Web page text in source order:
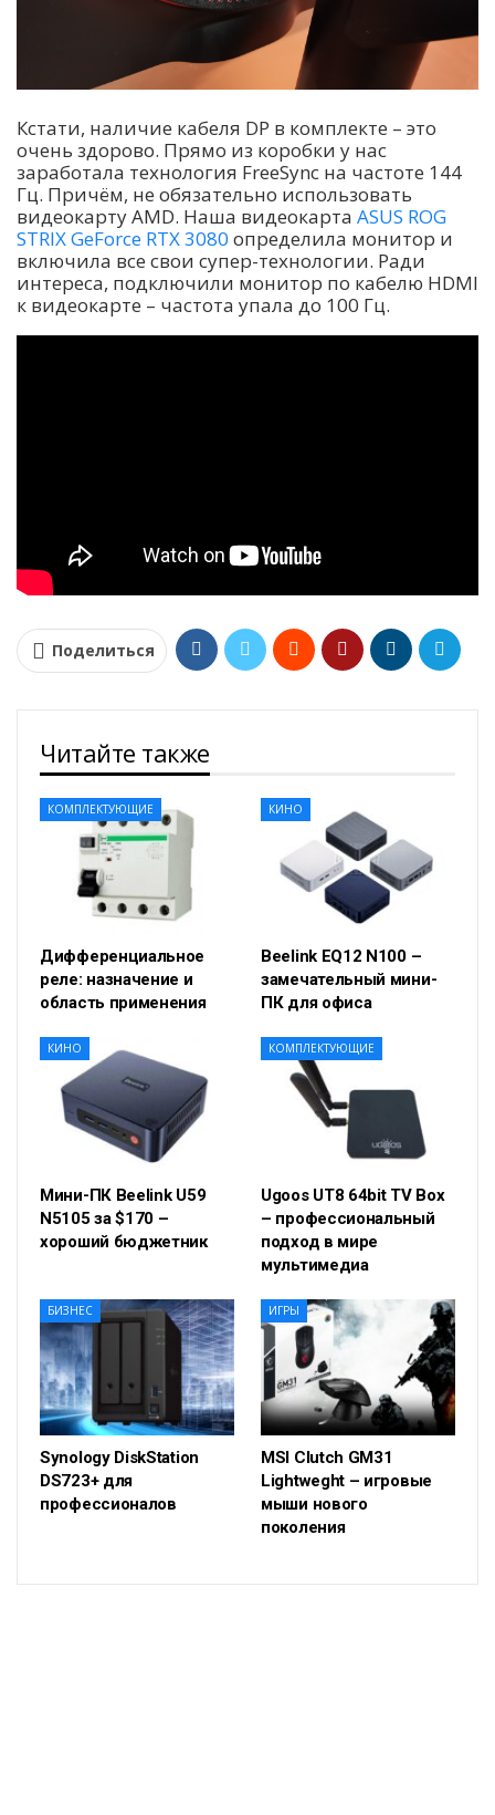
Кстати, наличие кабеля DP в комплекте – это
очень здорово. Прямо из коробки у нас
заработала технология FreeSync на частоте 144
Гц. Причём, не обязательно использовать
видеокарту AMD. Наша видеокарта ASUS ROG
STRIX GeForce RTX 3080 определила монитор и
включила все свои супер-технологии. Ради
интереса, подключили монитор по кабелю HDMI
к видеокарте – частота упала до 100 Гц.
Поделиться
Читайте также
КОМПЛЕКТУЮЩИЕ
Дифференциальное
реле: назначение и
область применения
КИНО
Beelink EQ12 N100 –
замечательный мини-
ПК для офиса
КИНО
Мини-ПК Beelink U59
N5105 за $170 –
хороший бюджетник
КОМПЛЕКТУЮЩИЕ
Ugoos UT8 64bit TV Box
– профессиональный
подход в мире
мультимедиа
БИЗНЕС
Synology DiskStation
DS723+ для
профессионалов
ИГРЫ
MSI Clutch GM31
Lightweght – игровые
мыши нового
поколения